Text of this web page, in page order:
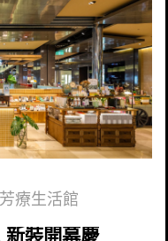
療生活館
新裝開幕慶